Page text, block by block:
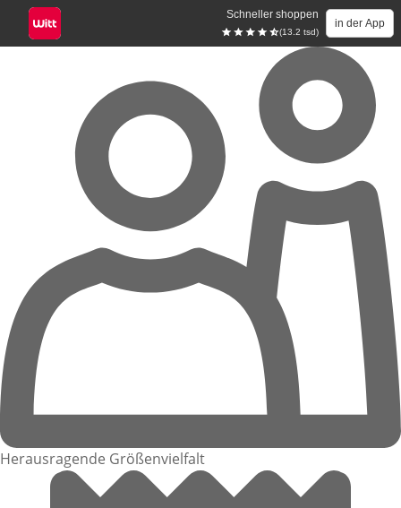
Schneller shoppen
(13.2 tsd)
in der App
Herausragende Größenvielfalt